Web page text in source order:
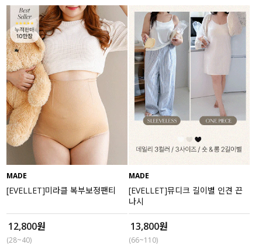
MADE
[EVELLET]미라클 복부보정팬티
12,800원
(28~40)
MADE
[EVELLET]뮤디크 길이별 인견 끈
나시
13,800원
(66~110)